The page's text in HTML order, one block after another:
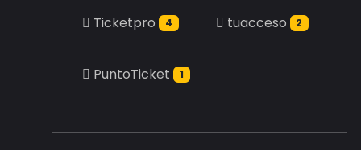
Ticketpro 4 tuacceso 2
PuntoTicket 1